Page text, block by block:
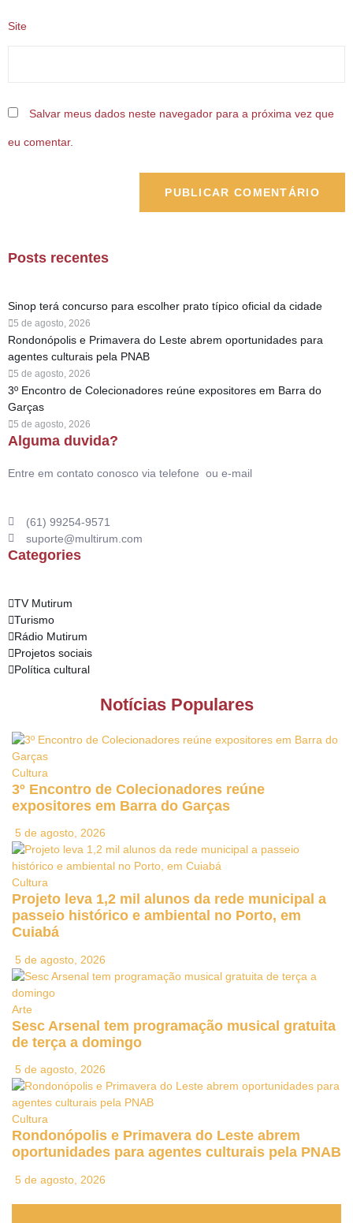
Site
Salvar meus dados neste navegador para a próxima vez que
eu comentar.
Posts recentes
Sinop terá concurso para escolher prato típico oficial da cidade
5 de agosto, 2026
Rondonópolis e Primavera do Leste abrem oportunidades para
agentes culturais pela PNAB
5 de agosto, 2026
3º Encontro de Colecionadores reúne expositores em Barra do
Garças
5 de agosto, 2026
Alguma duvida?
Entre em contato conosco via telefone ou e-mail
(61) 99254-9571
suporte@multirum.com
Categories
TV Mutirum
Turismo
Rádio Mutirum
Projetos sociais
Política cultural
Notícias Populares
Cultura
3º Encontro de Colecionadores reúne
expositores em Barra do Garças
5 de agosto, 2026
Cultura
Projeto leva 1,2 mil alunos da rede municipal a
passeio histórico e ambiental no Porto, em
Cuiabá
5 de agosto, 2026
Arte
Sesc Arsenal tem programação musical gratuita
de terça a domingo
5 de agosto, 2026
Cultura
Rondonópolis e Primavera do Leste abrem
oportunidades para agentes culturais pela PNAB
5 de agosto, 2026